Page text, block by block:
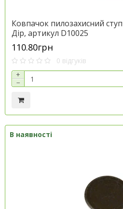
Ковпачок пилозахисний
Дір, артикул D10025
110.80грн
0 відгуків
+
−
В наявності